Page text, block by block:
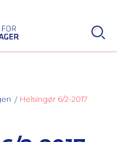
Helsingør 6/2-2017